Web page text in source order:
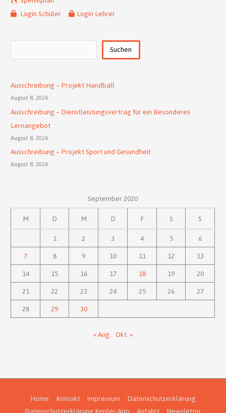
Login Schüler
Login Lehrer
Suchen
Ausschreibung – Projekt Handball
August 8, 2026
Ausschreibung – Dienstleistungsvertrag für ein Besonderes
Lernangebot
August 8, 2026
Ausschreibung – Projekt Sport und Gesundheit
August 8, 2026
September 2020
M D M D F S S
1 2 3 4 5 6
7 8 9 10 11 12 13
14 15 16 17 18 19 20
21 22 23 24 25 26 27
28 29 30
« Aug. Okt. »
Home Kontakt Impressum
Datenschutzerklärung
Datenschutzerklärung Kepler-App
Anfahrt Newsletter